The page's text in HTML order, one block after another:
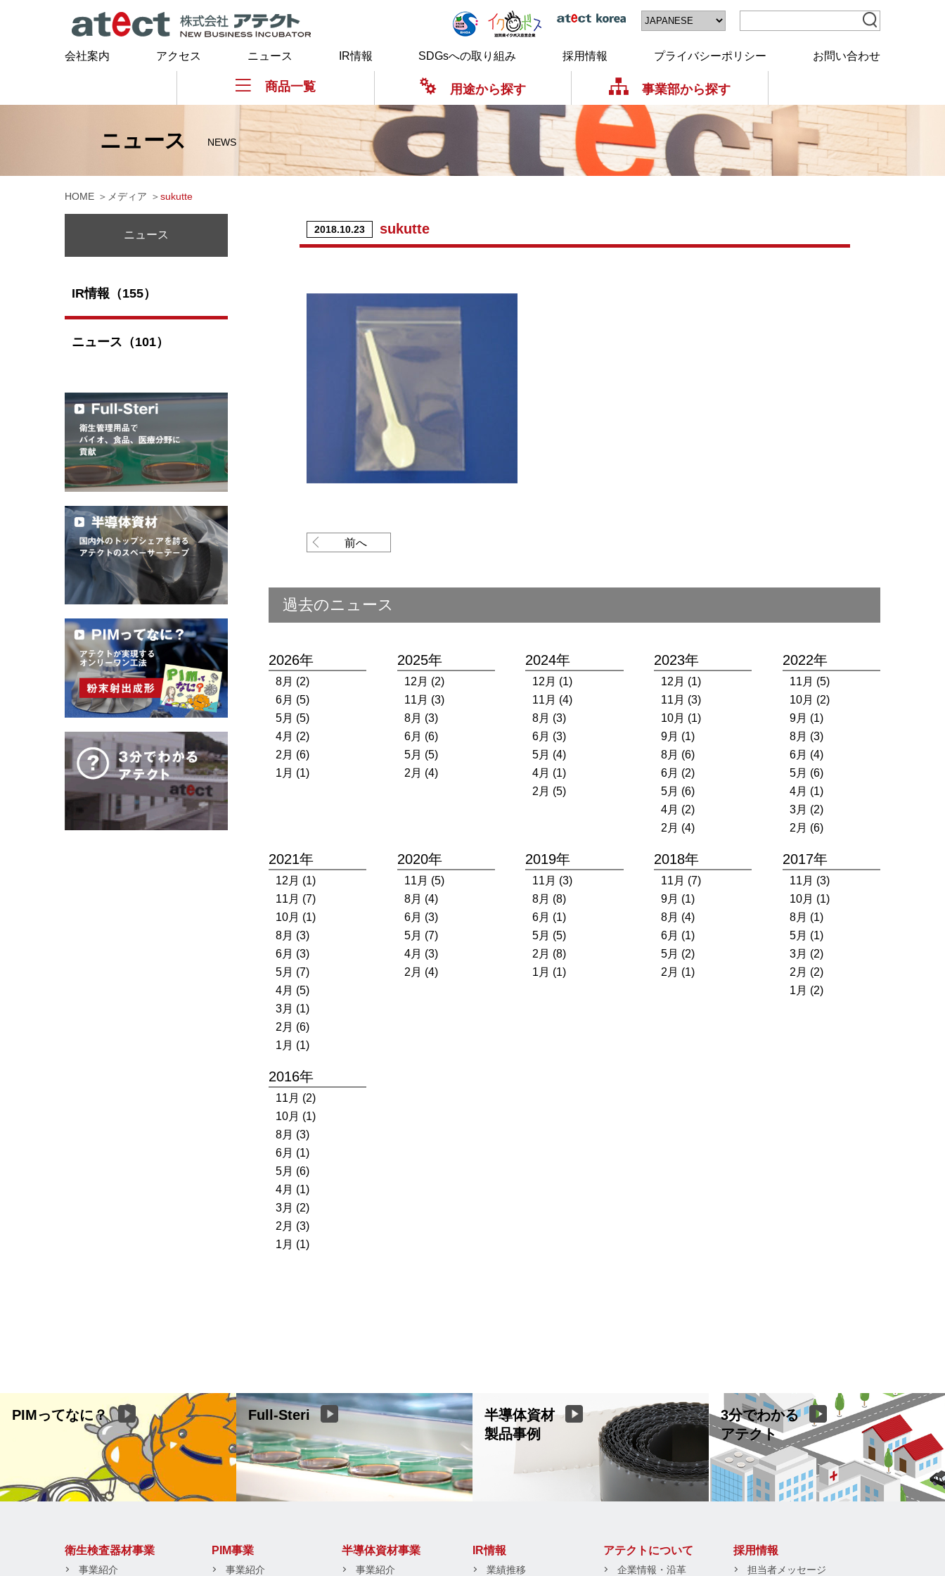
会社案内 アクセス ニュース IR情報 SDGsへの取り組み 採用情報 プライバシーポリシー お問い合わせ
商品一覧 用途から探す 事業部から探す
ニュース NEWS
HOME メディア sukutte
2018.10.23 sukutte
前へ
過去のニュース
2026年
8月 (2)
6月 (5)
5月 (5)
4月 (2)
2月 (6)
1月 (1)
2025年
12月 (2)
11月 (3)
8月 (3)
6月 (6)
5月 (5)
2月 (4)
2024年
12月 (1)
11月 (4)
8月 (3)
6月 (3)
5月 (4)
4月 (1)
2月 (5)
2023年
12月 (1)
11月 (3)
10月 (1)
9月 (1)
8月 (6)
6月 (2)
5月 (6)
4月 (2)
2月 (4)
2022年
11月 (5)
10月 (2)
9月 (1)
8月 (3)
6月 (4)
5月 (6)
4月 (1)
3月 (2)
2月 (6)
2021年
12月 (1)
11月 (7)
10月 (1)
8月 (3)
6月 (3)
5月 (7)
4月 (5)
3月 (1)
2月 (6)
1月 (1)
2020年
11月 (5)
8月 (4)
6月 (3)
5月 (7)
4月 (3)
2月 (4)
2019年
11月 (3)
8月 (8)
6月 (1)
5月 (5)
2月 (8)
1月 (1)
2018年
11月 (7)
9月 (1)
8月 (4)
6月 (1)
5月 (2)
2月 (1)
2017年
11月 (3)
10月 (1)
8月 (1)
5月 (1)
3月 (2)
2月 (2)
1月 (2)
2016年
11月 (2)
10月 (1)
8月 (3)
6月 (1)
5月 (6)
4月 (1)
3月 (2)
2月 (3)
1月 (1)
ニュース
IR情報（155）
ニュース（101）
PIMってなに？ Full-Steri
半導体資材
製品事例
3分でわかる
アテクト
衛生検査器材事業
事業紹介
PIM事業
事業紹介
半導体資材事業
事業紹介
IR情報
業績推移
アテクトについて
企業情報・沿革
採用情報
担当者メッセージ